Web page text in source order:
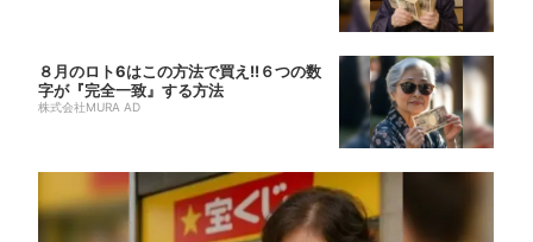
８月のロト6はこの方法で買え!!６つの数
字が『完全一致』する方法
株式会社MURA AD